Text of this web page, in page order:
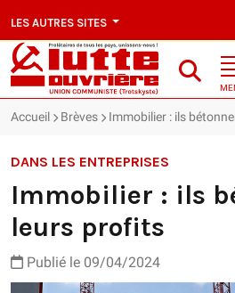
LES AUTRES SITES
Accueil Brèves Immobilier : ils
DANS LES ENTREPRISES
Immobilier : ils
leurs profits
Publié le 09/04/2024